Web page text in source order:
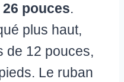
26 pouces.
plus haut,
de 12 pouces,
Le ruban